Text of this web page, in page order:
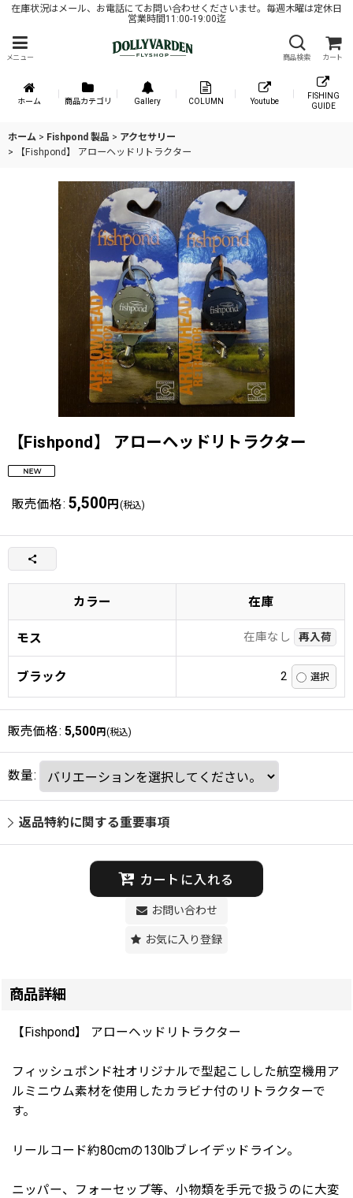
在庫状況はメール、お電話にてお問い合わせくださいませ。毎週木曜は定休日
営業時間11:00-19:00迄
メニュー 商品検索 カート
ホーム 商品カテゴリ Gallery COLUMN Youtube
FISHING
GUIDE
ホーム > Fishpond 製品 > アクセサリー
>
【Fishpond】 アローヘッドリトラクター
【Fishpond】 アローヘッドリトラクター
販売価格: 5,500 円 (税込)
カラー 在庫
モス 在庫なし 再入荷
ブラック 2
販売価格: 5,500円 (税込)
数量:
返品特約に関する重要事項
カートに入れる
お問い合わせ
お気に入り登録
商品詳細
【Fishpond】 アローヘッドリトラクター
フィッシュポンド社オリジナルで型起こしした航空機用ア
ルミニウム素材を使用したカラビナ付のリトラクターで
す。
リールコード約80cmの130lbブレイデッドライン。
ニッパー、フォーセップ等、小物類を手元で扱うのに大変